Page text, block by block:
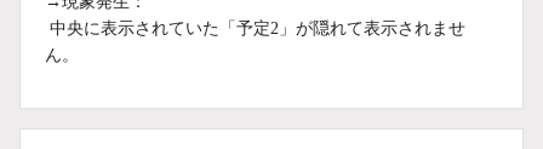
中央に表示されていた「予定2」が隠れて表示されませ
ん。